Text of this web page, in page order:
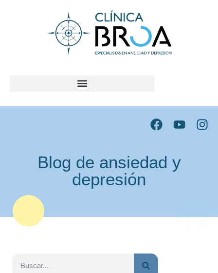
Blog de ansiedad y
depresión